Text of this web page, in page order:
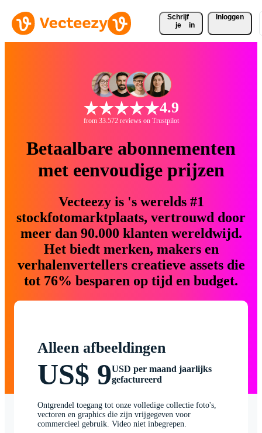
Schrijf
je
in
Inloggen
4.9
from 33.572 reviews on Trustpilot
Betaalbare abonnementen
met eenvoudige prijzen
Vecteezy is 's werelds #1
stockfotomarktplaats, vertrouwd door
meer dan 90.000 klanten wereldwijd.
Het biedt merken, makers en
verhalenvertellers creatieve assets die
tot 76% besparen op tijd en budget.
Alleen afbeeldingen
US$ 9USD per maand jaarlijks
gefactureerd
Ontgrendel toegang tot onze volledige collectie foto's,
vectoren en graphics die zijn vrijgegeven voor
commercieel gebruik. Video niet inbegrepen.